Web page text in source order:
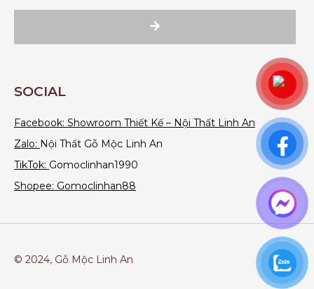
SOCIAL
Facebook: Showroom Thiết Kế – Nội Thất Linh An
Zalo: Nội Thất Gỗ Mộc Linh An
TikTok: Gomoclinhan1990
Shopee: Gomoclinhan88
© 2024, Gỗ Mộc Linh An